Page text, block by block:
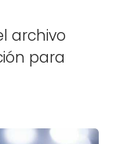
archivo
para